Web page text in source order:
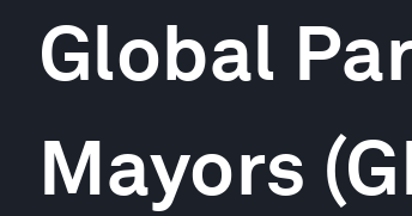
Global
Mayors